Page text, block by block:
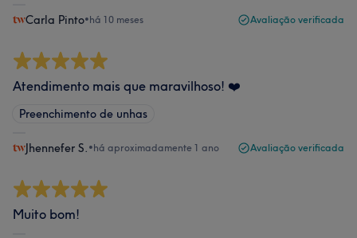
Carla Pinto•há 10 meses Avaliação verificada
Atendimento mais que maravilhoso! ❤️
Preenchimento de unhas
Jhennefer S. •há aproximadamente 1 ano Avaliação verificada
Muito bom!